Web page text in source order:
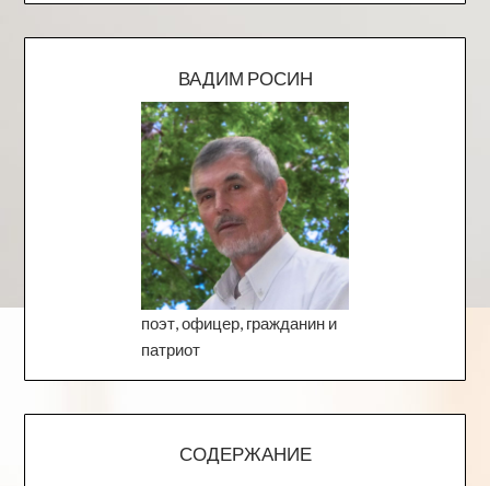
ВАДИМ РОСИН
поэт, офицер, гражданин и
патриот
СОДЕРЖАНИЕ